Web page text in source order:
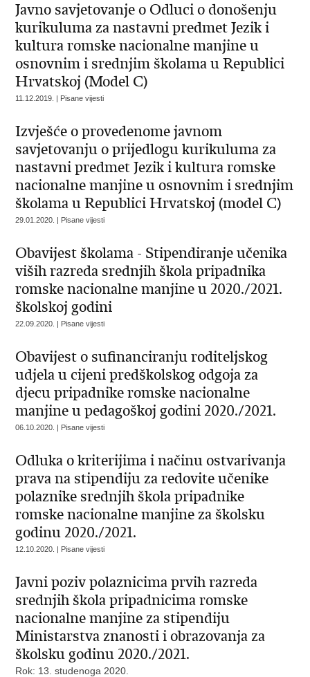
Javno savjetovanje o Odluci o donošenju
kurikuluma za nastavni predmet Jezik i
kultura romske nacionalne manjine u
osnovnim i srednjim školama u Republici
Hrvatskoj (Model C)
11.12.2019. | Pisane vijesti
Izvješće o provedenome javnom
savjetovanju o prijedlogu kurikuluma za
nastavni predmet Jezik i kultura romske
nacionalne manjine u osnovnim i srednjim
školama u Republici Hrvatskoj (model C)
29.01.2020. | Pisane vijesti
Obavijest školama - Stipendiranje učenika
viših razreda srednjih škola pripadnika
romske nacionalne manjine u 2020./2021.
školskoj godini
22.09.2020. | Pisane vijesti
Obavijest o sufinanciranju roditeljskog
udjela u cijeni predškolskog odgoja za
djecu pripadnike romske nacionalne
manjine u pedagoškoj godini 2020./2021.
06.10.2020. | Pisane vijesti
Odluka o kriterijima i načinu ostvarivanja
prava na stipendiju za redovite učenike
polaznike srednjih škola pripadnike
romske nacionalne manjine za školsku
godinu 2020./2021.
12.10.2020. | Pisane vijesti
Javni poziv polaznicima prvih razreda
srednjih škola pripadnicima romske
nacionalne manjine za stipendiju
Ministarstva znanosti i obrazovanja za
školsku godinu 2020./2021.
Rok: 13. studenoga 2020.